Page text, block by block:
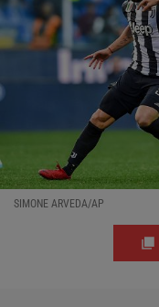
SIMONE ARVEDA/AP